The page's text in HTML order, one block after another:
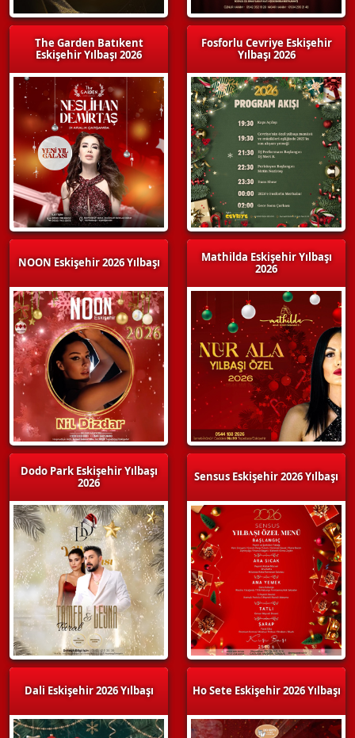
The Garden Batıkent
Eskişehir Yılbaşı 2026
NOON Eskişehir 2026 Yılbaşı
Dodo Park Eskişehir Yılbaşı
2026
Dali Eskişehir 2026 Yılbaşı
Fosforlu Cevriye Eskişehir
Yılbaşı 2026
Mathilda Eskişehir Yılbaşı
2026
Sensus Eskişehir 2026 Yılbaşı
Ho Sete Eskişehir 2026 Yılbaşı